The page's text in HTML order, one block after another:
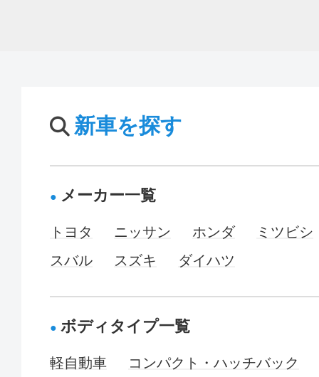
新車を探す
メーカー一覧
トヨタ ニッサン ホンダ
ミツビシ
スバル
スズキ ダイハツ
ボディタイプ一覧
軽自動車
コンパクト・ハッチバック